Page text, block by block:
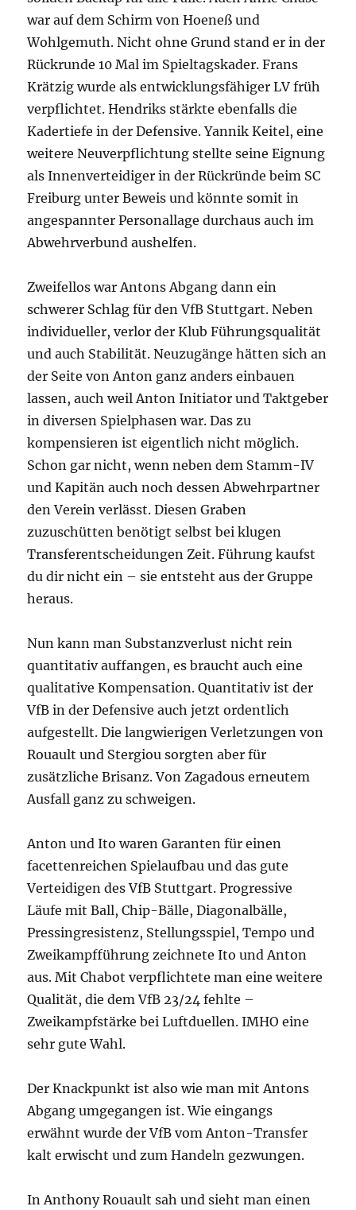
war auf dem Schirm von Hoeneß und
Wohlgemuth. Nicht ohne Grund stand er in der
Rückrunde 10 Mal im Spieltagskader. Frans
Krätzig wurde als entwicklungsfähiger LV früh
verpflichtet. Hendriks stärkte ebenfalls die
Kadertiefe in der Defensive. Yannik Keitel, eine
weitere Neuverpflichtung stellte seine Eignung
als Innenverteidiger in der Rückründe beim SC
Freiburg unter Beweis und könnte somit in
angespannter Personallage durchaus auch im
Abwehrverbund aushelfen.
Zweifellos war Antons Abgang dann ein
schwerer Schlag für den VfB Stuttgart. Neben
individueller, verlor der Klub Führungsqualität
und auch Stabilität. Neuzugänge hätten sich an
der Seite von Anton ganz anders einbauen
lassen, auch weil Anton Initiator und Taktgeber
in diversen Spielphasen war. Das zu
kompensieren ist eigentlich nicht möglich.
Schon gar nicht, wenn neben dem Stamm-IV
und Kapitän auch noch dessen Abwehrpartner
den Verein verlässt. Diesen Graben
zuzuschütten benötigt selbst bei klugen
Transferentscheidungen Zeit. Führung kaufst
du dir nicht ein – sie entsteht aus der Gruppe
heraus.
Nun kann man Substanzverlust nicht rein
quantitativ auffangen, es braucht auch eine
qualitative Kompensation. Quantitativ ist der
VfB in der Defensive auch jetzt ordentlich
aufgestellt. Die langwierigen Verletzungen von
Rouault und Stergiou sorgten aber für
zusätzliche Brisanz. Von Zagadous erneutem
Ausfall ganz zu schweigen.
Anton und Ito waren Garanten für einen
facettenreichen Spielaufbau und das gute
Verteidigen des VfB Stuttgart. Progressive
Läufe mit Ball, Chip-Bälle, Diagonalbälle,
Pressingresistenz, Stellungsspiel, Tempo und
Zweikampfführung zeichnete Ito und Anton
aus. Mit Chabot verpflichtete man eine weitere
Qualität, die dem VfB 23/24 fehlte –
Zweikampfstärke bei Luftduellen. IMHO eine
sehr gute Wahl.
Der Knackpunkt ist also wie man mit Antons
Abgang umgegangen ist. Wie eingangs
erwähnt wurde der VfB vom Anton-Transfer
kalt erwischt und zum Handeln gezwungen.
In Anthony Rouault sah und sieht man einen